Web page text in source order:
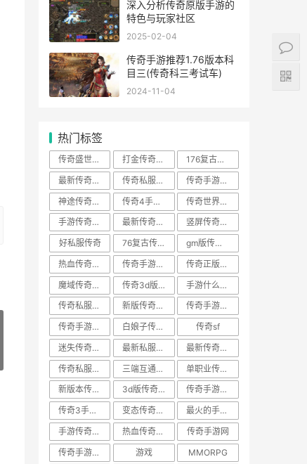
深入分析传奇原版手游的
特色与玩家社区
2025-02-04
传奇手游推荐1.76版本科
目三(传奇科三考试车)
2024-11-04
热门标签
传奇盛世手游 打金传奇手游
176复古传奇私服
最新传奇sf网站
传奇私服版本下载
传奇手游辅助
神途传奇手游
传奇4手游官网
传奇世界正版手游
手游传奇哪个好玩
最新传奇手游
竖屏传奇手游
好私服传奇
76复古传奇手游
gm版传奇手游平台
热血传奇私服网
传奇手游合击版
传奇正版手游
魔域传奇手游
传奇3d版手游
手游什么传奇好玩
传奇私服公益服
新版传奇私服
传奇手游盒子
传奇手游版本
白娘子传奇手游
传奇sf
迷失传奇sf发布网
最新私服传奇
最新传奇私服发布网
传奇私服1.85火龙版
三端互通传奇手游
单职业传奇手游
新版本传奇手游
3d版传奇手游
传奇手游app
传奇3手游官网
变态传奇世界私服
最火的手游传奇
手游传奇网站
热血传奇sf发布
传奇手游网
传奇手游排行榜前十
游戏
MMORPG